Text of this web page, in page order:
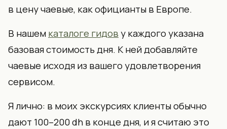
в цену чаевые, как официанты в Европе.
В нашемкаталоге гидову каждого указана
базовая стоимость дня. К ней добавляйте
чаевые исходя из вашего удовлетворения
сервисом.
Я лично: в моих экскурсиях клиенты обычно
дают 100–200 dh в конце дня, и я считаю это